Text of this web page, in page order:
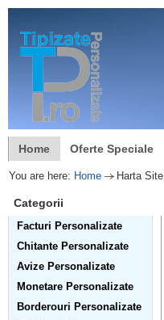
Home Oferte Speciale
You are here: Home Harta Site
Categorii
Facturi Personalizate
Chitante Personalizate
Avize Personalizate
Monetare Personalizate
Borderouri Personalizate